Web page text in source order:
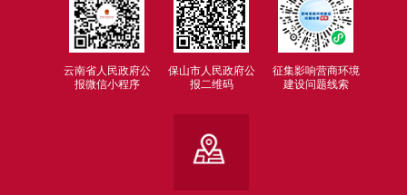
云南省人民政府公
报微信小程序
保山市人民政府公
报二维码
征集影响营商环境
建设问题线索